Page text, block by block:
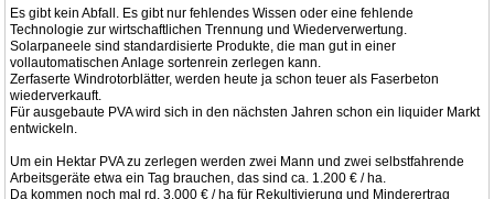
Es gibt kein Abfall. Es gibt nur fehlendes Wissen oder eine fehlende
Technologie zur wirtschaftlichen Trennung und Wiederverwertung.
Solarpaneele sind standardisierte Produkte, die man gut in einer
vollautomatischen Anlage sortenrein zerlegen kann.
Zerfaserte Windrotorblätter, werden heute ja schon teuer als Faserbeton
wiederverkauft.
Für ausgebaute PVA wird sich in den nächsten Jahren schon ein liquider Markt
entwickeln.
Um ein Hektar PVA zu zerlegen werden zwei Mann und zwei selbstfahrende
Arbeitsgeräte etwa ein Tag brauchen, das sind ca. 1.200 € / ha.
Da kommen noch mal rd. 3.000 € / ha für Rekultivierung und Minderertrag